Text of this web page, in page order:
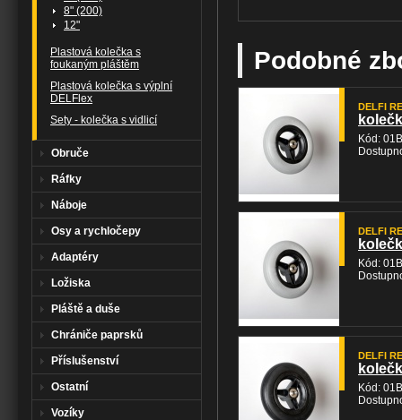
Podobné
DELFI
Kód:
DELFI
Kód:
DELFI
Kód:
8" (200)
12"
Plastová kolečka s
foukaným pláštěm
Plastová kolečka s výplní
DELFlex
Sety - kolečka s vidlicí
Obruče
Ráfky
Náboje
Osy a rychločepy
Adaptéry
Ložiska
Pláště a duše
Chrániče paprsků
Příslušenství
Ostatní
Vozíky